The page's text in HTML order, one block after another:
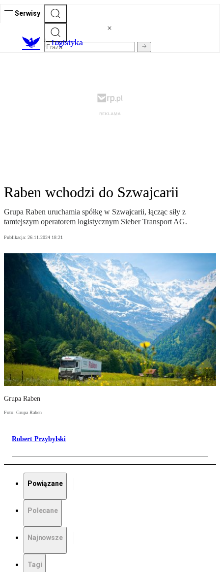
Serwisy
Logistyka
Raben wchodzi do Szwajcarii
Grupa Raben uruchamia spółkę w Szwajcarii, łącząc siły z
tamtejszym operatorem logistycznym Sieber Transport AG.
Publikacja: 26.11.2024 18:21
Grupa Raben
Foto: Grupa Raben
Robert Przybylski
Powiązane
Polecane
Najnowsze
Tagi